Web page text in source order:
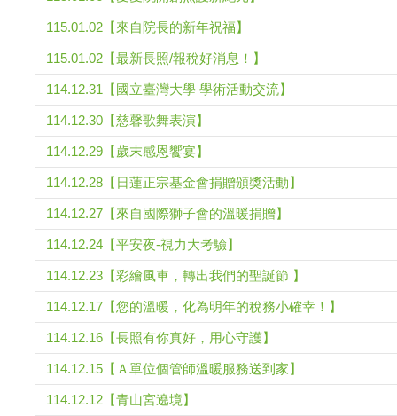
115.01.02【來自院長的新年祝福】
115.01.02【最新長照/報稅好消息！】
114.12.31【國立臺灣大學 學術活動交流】
114.12.30【慈馨歌舞表演】
114.12.29【歲末感恩饗宴】
114.12.28【日蓮正宗基金會捐贈頒獎活動】
114.12.27【來自國際獅子會的溫暖捐贈】
114.12.24【平安夜-視力大考驗】
114.12.23【彩繪風車，轉出我們的聖誕節 】
114.12.17【您的溫暖，化為明年的稅務小確幸！】
114.12.16【長照有你真好，用心守護】
114.12.15【Ａ單位個管師溫暖服務送到家】
114.12.12【青山宮遶境】